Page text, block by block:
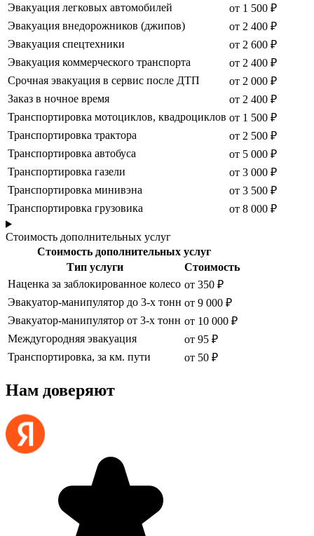
Эвакуация легковых автомобилей
от 1 500 ₽
Эвакуация внедорожников (джипов)
от 2 400 ₽
Эвакуация спецтехники
от 2 600 ₽
Эвакуация коммерческого транспорта
от 2 400 ₽
Срочная эвакуация в сервис после ДТП
от 2 000 ₽
Заказ в ночное время
от 2 400 ₽
Транспортировка мотоциклов, квадроциклов от 1 500 ₽
Транспортировка трактора
от 2 500 ₽
Транспортировка автобуса
от 5 000 ₽
Транспортировка газели
от 3 000 ₽
Транспортировка минивэна
от 3 500 ₽
Транспортировка грузовика
от 8 000 ₽
Стоимость дополнительных услуг
Стоимость дополнительных услуг
Тип услуги
Стоимость
Наценка за заблокированное колесо от 350 ₽
Эвакуатор-манипулятор до 3-х тонн от 9 000 ₽
Эвакуатор-манипулятор от 3-х тонн от 10 000 ₽
Междугородняя эвакуация
от 95 ₽
Транспортировка, за км. пути
от 50 ₽
Нам доверяют